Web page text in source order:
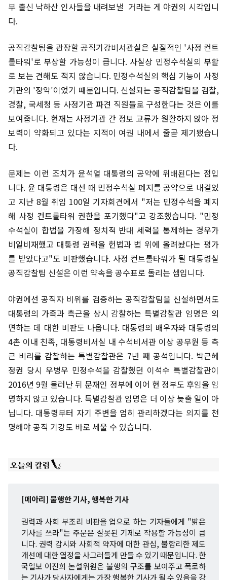
부 출신 낙하산 인사들을 내려보낼 거라는 게 야권의 시각입니
다.
공직감찰팀을 관장할 공직기강비서관실은 실질적인 '사정 컨트
롤타워'로 부상할 가능성이 큽니다. 사실상 민정수석실의 부활
로 보는 견해도 적지 않습니다. 민정수석실의 핵심 기능이 사정
기관의 '장악'이었기 때문입니다. 신설되는 공직감찰팀을 검찰,
경찰, 국세청 등 사정기관 파견 직원들로 구성한다는 것은 이를
보여줍니다. 현재는 사정기관 간 정보 교류가 원활하지 않아 정
보력이 약화되고 있다는 지적이 여권 내에서 줄곧 제기됐습니
다.
문제는 이런 조치가 윤석열 대통령의 공약에 위배된다는 점입
니다. 윤 대통령은 대선 때 민정수석실 폐지를 공약으로 내걸었
고 지난 8월 취임 100일 기자회견에서 "저는 민정수석을 폐지
해 사정 컨트롤타워 권한을 포기했다"고 강조했습니다. "민정
수석실이 합법을 가장해 정치적 반대 세력을 통제하는 경우가
비일비재했고 대통령 권력을 헌법과 법 위에 올려놨다는 평가
를 받았다고"도 비판했습니다. 사정 컨트롤타워가 될 대통령실
공직감찰팀 신설은 이런 약속을 공수표로 돌리는 셈입니다.
야권에선 공직자 비위를 검증하는 공직감찰팀을 신설하면서도
대통령의 가족과 측근을 상시 감찰하는 특별감찰관 임명은 외
면하는 데 대한 비판도 나옵니다. 대통령의 배우자와 대통령의
4촌 이내 친족, 대통령비서실 내 수석비서관 이상 공무원 등 측
근 비리를 감찰하는 특별감찰관은 7년 째 공석입니다. 박근혜
정권 당시 우병우 민정수석을 감찰했던 이석수 특별감찰관이
2016년 9월 물러난 뒤 문재인 정부에 이어 현 정부도 후임을 임
명하지 않고 있습니다. 특별감찰관 임명은 더 이상 늦출 일이 아
닙니다. 대통령부터 자기 주변을 엄히 관리하겠다는 의지를 천
명해야 공직 기강도 바로 세울 수 있습니다.
[메아리] 불행한 기사, 행복한 기사
권력과 사회 부조리 비판을 업으로 하는 기자들에게 "밝은
기사를 쓰라"는 주문은 잘못된 기제로 작용할 가능성이 큽
니다. 권력 감시와 사회적 약자에 대한 관심, 불합리한 제도
개선에 대한 열정을 사그러들게 만들 수 있기 때문입니다. 한
국일보 이진희 논설위원은 불행의 구조를 보여주고 폭로하
는 기사가 당사자에게는 가장 행복한 기사가 될 수 있음을 강